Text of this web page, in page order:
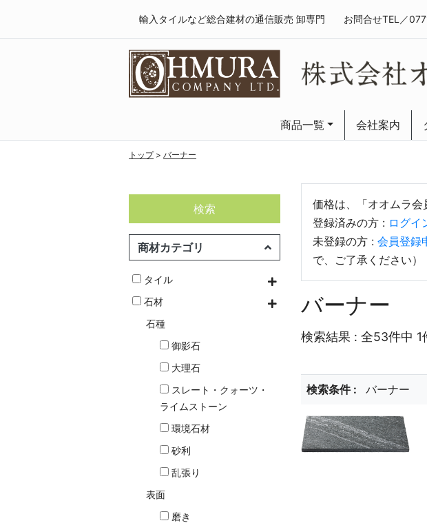
輸入タイルなど総合建材の通信販売 卸専門 お問合せTEL／
商品一覧 会社案内
トップ> バーナー
検索
商材カテゴリ
タイル
石材
石種
御影石
大理石
スレート・クォーツ・
ライムストーン
環境石材
砂利
乱張り
表面
磨き
価格は、「オオムラ会
登録済みの方 : ログイ
未登録の方 : 会員登録
で、ご了承ください）
バーナー
検索結果 : 全53件中 1
検索条件 : バーナー